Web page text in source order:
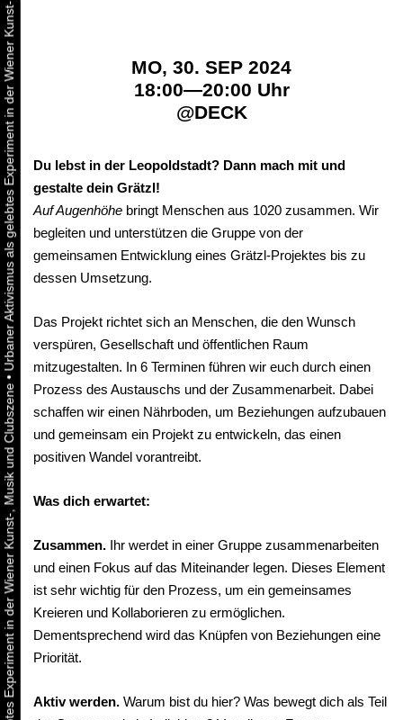
•
Urbaner Aktivismus als gelebtes Experiment in der Wiener Kunst-, Musik und Clubszene
MO, 30. SEP 2024
18:00—20:00 Uhr
@DECK
Du lebst in der Leopoldstadt? Dann mach mit und
gestalte dein Grätzl!
Auf Augenhöhe bringt Menschen aus 1020 zusammen. Wir
begleiten und unterstützen die Gruppe von der
gemeinsamen Entwicklung eines Grätzl-Projektes bis zu
dessen Umsetzung.
Das Projekt richtet sich an Menschen, die den Wunsch
verspüren, Gesellschaft und öffentlichen Raum
mitzugestalten. In 6 Terminen führen wir euch durch einen
Prozess des Austauschs und der Zusammenarbeit. Dabei
schaffen wir einen Nährboden, um Beziehungen aufzubauen
und gemeinsam ein Projekt zu entwickeln, das einen
positiven Wandel vorantreibt.
Was dich erwartet:
Zusammen. Ihr werdet in einer Gruppe zusammenarbeiten
und einen Fokus auf das Miteinander legen. Dieses Element
ist sehr wichtig für den Prozess, um ein gemeinsames
Kreieren und Kollaborieren zu ermöglichen.
Dementsprechend wird das Knüpfen von Beziehungen eine
Priorität.
Aktiv werden. Warum bist du hier? Was bewegt dich als Teil